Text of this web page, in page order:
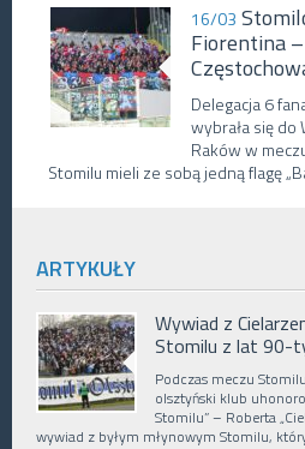
16/03
Fiorentina
Delegacja 6
wybrała się do
Raków w
Stomilu mieli ze sobą jedną flagę
ARTYKUŁY
Wywiad z
Stomilu z lat 90-
Podczas meczu
olsztyński klub
Stomilu” – Roberta
wywiad z byłym młynowym Stomilu,